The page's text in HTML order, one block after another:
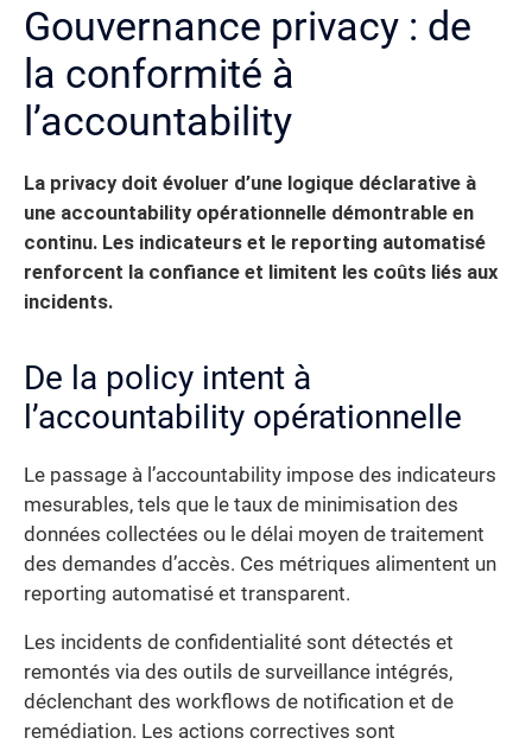
Gouvernance privacy : de
la conformité à
l’accountability
La privacy doit évoluer d’une logique déclarative à
une accountability opérationnelle démontrable en
continu. Les indicateurs et le reporting automatisé
renforcent la confiance et limitent les coûts liés aux
incidents.
De la policy intent à
l’accountability opérationnelle
Le passage à l’accountability impose des indicateurs
mesurables, tels que le taux de minimisation des
données collectées ou le délai moyen de traitement
des demandes d’accès. Ces métriques alimentent un
reporting automatisé et transparent.
Les incidents de confidentialité sont détectés et
remontés via des outils de surveillance intégrés,
déclenchant des workflows de notification et de
remédiation. Les actions correctives sont